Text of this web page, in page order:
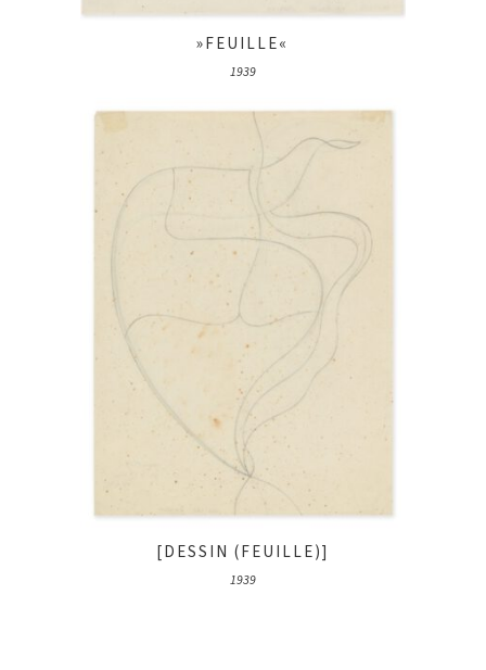
»FEUILLE«
1939
[DESSIN (FEUILLE)]
1939